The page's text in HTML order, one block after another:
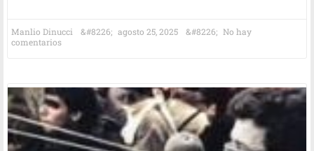
Man­lio Dinucci agos­to 25, 2025
No hay
comentarios